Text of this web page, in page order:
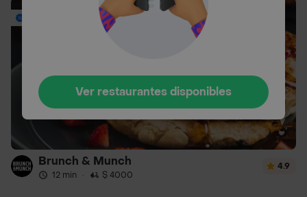
Brunch & Munch
12 min · $ 4000
4.9
Ver restaurantes disponibles